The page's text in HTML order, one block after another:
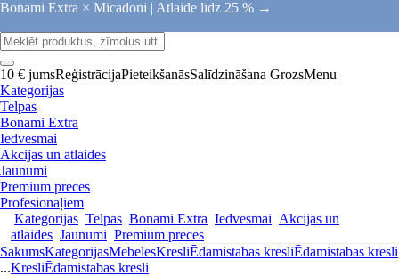
Bonami Extra × Micadoni | Atlaide līdz 25 % →
10 € jumsReģistrācijaPieteikšanāsSalīdzināšana GrozsMenu
Kategorijas
Telpas
Bonami Extra
Iedvesmai
Akcijas un atlaides
Jaunumi
Premium preces
Profesionāļiem
Kategorijas Telpas Bonami Extra Iedvesmai Akcijas un
atlaides Jaunumi Premium preces
SākumsKategorijasMēbelesKrēsliĒdamistabas krēsliĒdamistabas krēsli
...KrēsliĒdamistabas krēsli